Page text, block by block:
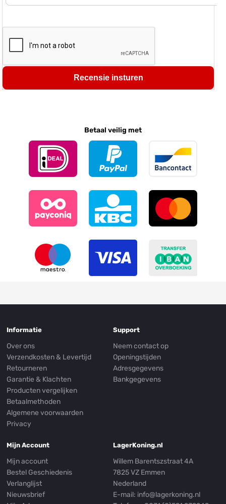
Recensie insturen
Betaal veilig met
Informatie
Over ons
Verzendkosten & Levertijd
Retourneren
Garantie & Klachten
Producten vergelijken
Betaalmethoden
Algemene voorwaarden
Privacy
Support
Neem contact op
Openingstijden
Adresgegevens
Bankgegevens
Mijn Account
Mijn account
Bestel Geschiedenis
Verlanglijst
Nieuwsbrief
LagerKoning.nl
Willem Barentszstraat 4A
7825 VZ Emmen
Nederland
E-mail: info@lagerkoning.nl